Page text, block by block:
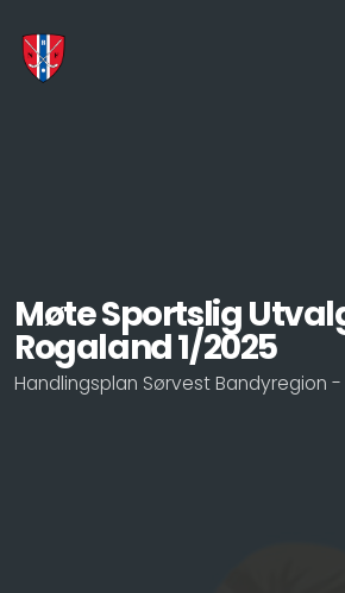
Møte Sportslig
Rogaland 1/2025
Handlingsplan Sørvest Bandyregion